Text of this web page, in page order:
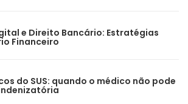
e Direito Bancário: Estratégias
Financeiro
do SUS: quando o médico não pode